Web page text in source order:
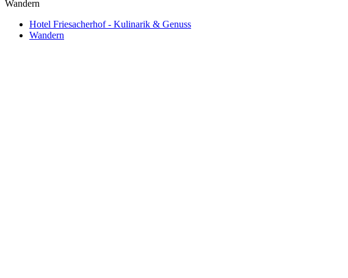
Wandern
Hotel Friesacherhof - Kulinarik & Genuss
Wandern